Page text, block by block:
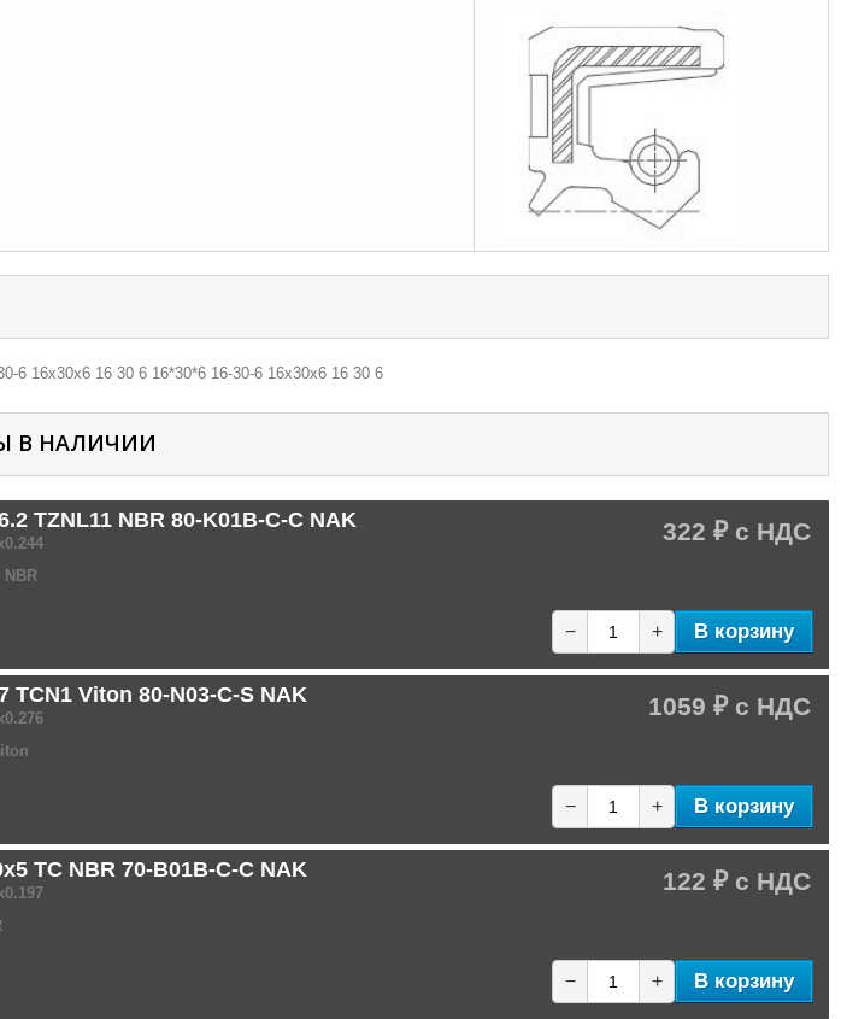
6 16х30х6 16 30 6 16*30*6 16-30-6 16х30х6 16 30 6
В НАЛИЧИИ
TZNL11 NBR 80-K01B-C-C NAK
NBR
322 ₽
− + В корзину
TCN1 Viton 80-N03-C-S NAK 1059 ₽
− + В корзину
TC NBR 70-B01B-C-C NAK 122 ₽
− + В корзину